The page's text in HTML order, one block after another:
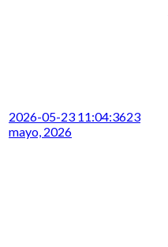
2026-05-23 11:04:3623
mayo, 2026